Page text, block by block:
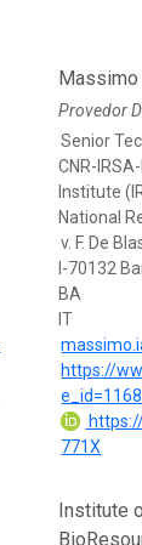
Massimo
Provedor
Senior
CNR-
Institute
National
v. F. De
I-70132
BA
IT
https://
771X
Institute